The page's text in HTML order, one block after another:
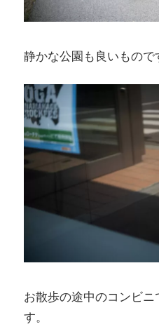
静かな公園も良いもので
お散歩の途中のコンビ
す。